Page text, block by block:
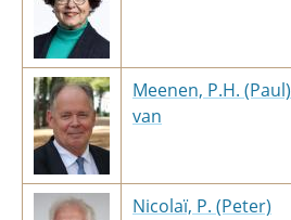
Meenen, P.H. (Paul)
van
Nicolaï, P. (Peter)